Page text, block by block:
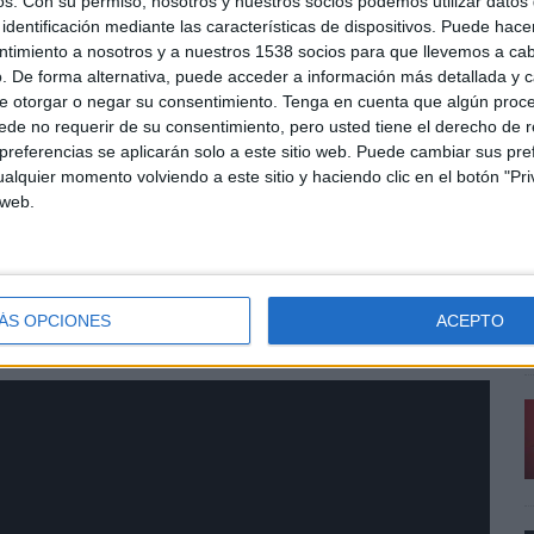
mediante las características de dispositivos. Puede
a nosotros y a nuestros 1538 socios para que llevemos a
De forma alternativa, puede acceder a información más detallada y
otorgar o negar su consentimiento. Tenga en cuenta que algún
no requerir de su consentimiento, pero usted tiene el derecho de
se aplicarán solo a este sitio web. Puede cambiar sus
momento volviendo a este sitio y haciendo clic en el botón
OPCIONES ACEPTO
Durante el proceso de creación ha destacado el
todo ellos personas sin techo que se han sumado
en el proceso artesanal: “A partir de una
en equipo. Y saber que puede llegar a mucha
Store que se podrá visitar del 13 al 22 de
Personas que han vivido o viven en la